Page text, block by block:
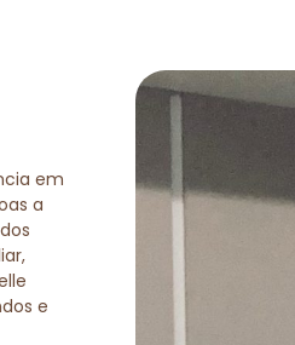
em
a
e